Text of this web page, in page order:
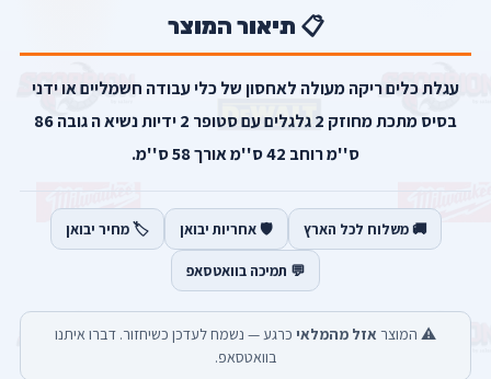
📋 תיאור המוצר
עגלת כלים ריקה מעולה לאחסון של כלי עבודה חשמליים או ידני
בסיס מתכת מחוזק 2 גלגלים עם סטופר 2 ידיות נשיא ה גובה 86
ס''מ רוחב 42 ס''מ אורך 58 ס''מ.
🚚 משלוח לכל הארץ 🛡️ אחריות יבואן 🏷️ מחיר יבואן
💬 תמיכה בוואטסאפ
⚠️ המוצר אזל מהמלאי כרגע — נשמח לעדכן כשיחזור. דברו איתנו
בוואטסאפ.